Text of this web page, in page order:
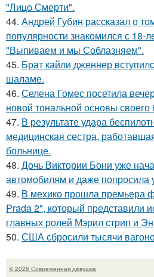
"Лицо Смерти".
44. Андрей Губин рассказал о
популярности знакомился с 18-
"Выпиваем и мы Соблазняем".
45. Брат кайли дженнер
шаламе.
46. Селена Гомес посетила
новой тональной основы
47. В результате удара
медицинская сестра,
больнице.
48. Дочь Виктории Бони уже
автомобилям и даже
49. В мехико прошла премьера
Prada 2", который представили
главных ролей Мэрил стрип и
50. США сбросили тысячи
© 2026 Современная девушка